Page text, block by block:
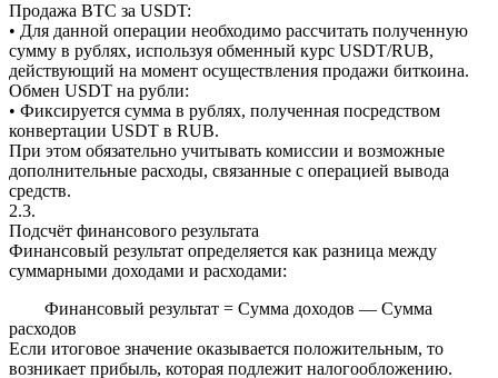
Продажа BTC за USDT:
• Для данной операции необходимо рассчитать полученную
сумму в рублях, используя обменный курс USDT/RUB,
действующий на момент осуществления продажи биткоина.
Обмен USDT на рубли:
• Фиксируется сумма в рублях, полученная посредством
конвертации USDT в RUB.
При этом обязательно учитывать комиссии и возможные
дополнительные расходы, связанные с операцией вывода
средств.
2.3.
Подсчёт финансового результата
Финансовый результат определяется как разница между
суммарными доходами и расходами:
Финансовый результат = Сумма доходов — Сумма
расходов
Если итоговое значение оказывается положительным, то
возникает прибыль, которая подлежит налогообложению.